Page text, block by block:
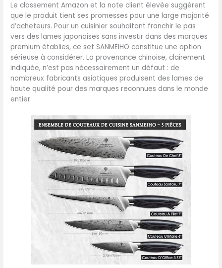
Le classement Amazon et la note client élevée suggèrent
que le produit tient ses promesses pour une large majorité
d’acheteurs. Pour un cuisinier souhaitant franchir le pas
vers des lames japonaises sans investir dans des marques
premium établies, ce set SANMEIHO constitue une option
sérieuse à considérer. La provenance chinoise, clairement
indiquée, n’est pas nécessairement un défaut : de
nombreux fabricants asiatiques produisent des lames de
haute qualité pour des marques reconnues dans le monde
entier.